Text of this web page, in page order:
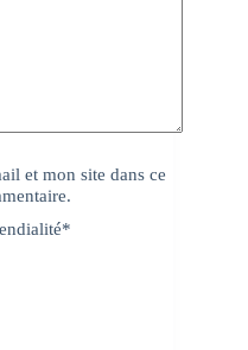
et mon site dans ce
*